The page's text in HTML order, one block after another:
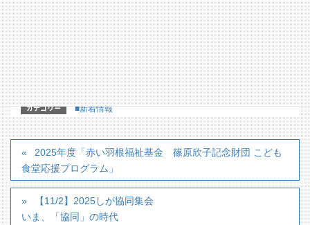
2025年度「赤い羽根福祉基金 篠原欣子記念財団 こ
ども食堂応援プログラム」
カテゴリー ■新着情報
2025年度「赤い羽根福祉基金 篠原欣子記念財団 こども
食堂応援プログラム」
【11/2】2025しが協同集会
いま、「協同」の時代